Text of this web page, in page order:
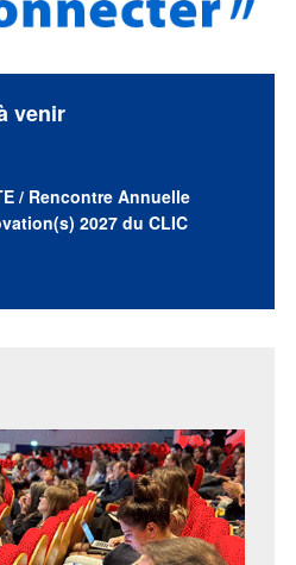
venir
/ Rencontre Annuelle
2027 du CLIC